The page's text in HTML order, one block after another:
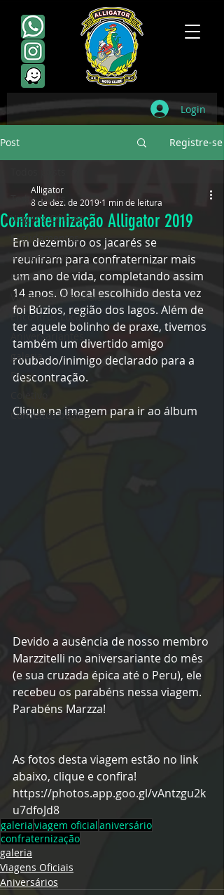
Login
Post Registre-se
Todos posts
Viagens Oficiais
Escudamentos
Aniversários
Point
Viagens não oficiais
Encontros Locais
Aniversariantes
galeria
Dicas
Conceitos básicos
Confraternização Alligator 2019
Alligator
8 de dez. de 2019 1 min de leitura
Em dezembro os jacarés se
reuniram para confraternizar mais
um ano de vida, completando assim
14 anos. O local escolhido desta vez
foi Búzios, região dos lagos. Além de
ter aquele bolinho de praxe, tivemos
também um divertido amigo
roubado/inimigo declarado para a
descontração.
Clique na imagem para ir ao álbum
Devido a ausência de nosso membro
Marzzitelli no aniversariante do mês
(e sua cruzada épica até o Peru), ele
recebeu os parabéns nessa viagem.
Parabéns Marzza!
As fotos desta viagem estão no link
abaixo, clique e confira!
https://photos.app.goo.gl/vAntzgu2k
u7dfoJd8
galeriaviagem oficialaniversário
confraternização
galeria
Viagens Oficiais
Aniversários